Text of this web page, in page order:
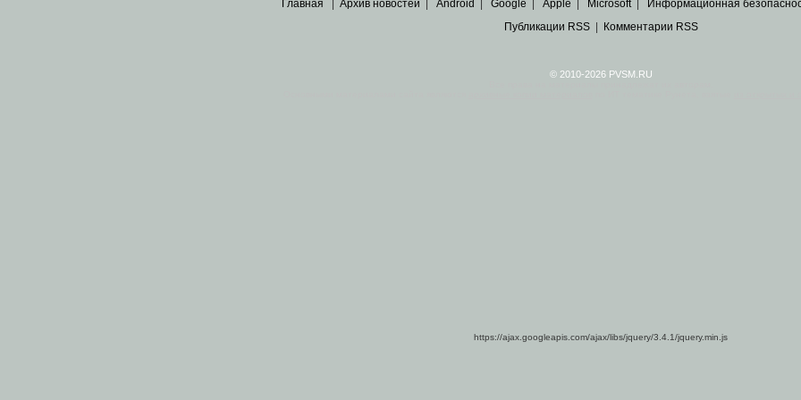
Главная Архив новостей Android Google Apple Microsoft| Информационная
Публикации RSS| Комментарии RSS
© 2010-2026 PVSM.RU
https://ajax.googleapis.com/ajax/libs/jquery/3.4.1/jquery.min.js